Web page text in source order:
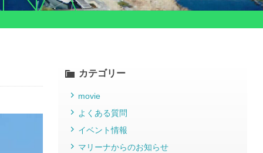
カテゴリー
movie
よくある質問
イベント情報
マリーナからのお知らせ